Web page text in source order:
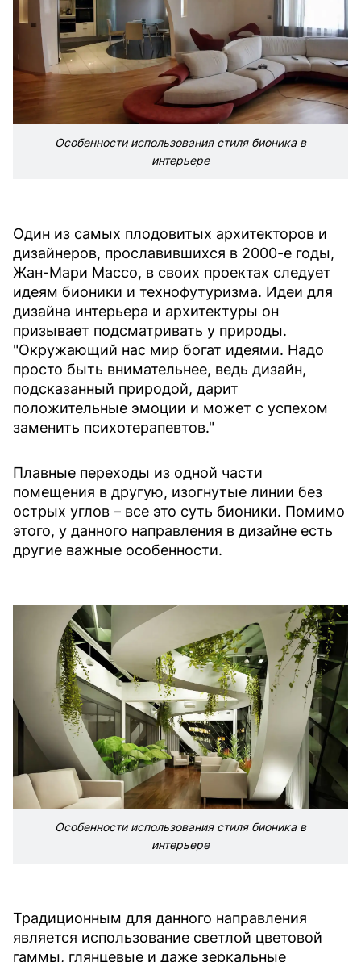
Особенности использования стиля бионика в
интерьере
Один из самых плодовитых архитекторов и
дизайнеров, прославившихся в 2000-е годы,
Жан-Мари Массо, в своих проектах следует
идеям бионики и технофутуризма. Идеи для
дизайна интерьера и архитектуры он
призывает подсматривать у природы.
"Окружающий нас мир богат идеями. Надо
просто быть внимательнее, ведь дизайн,
подсказанный природой, дарит
положительные эмоции и может с успехом
заменить психотерапевтов."
Плавные переходы из одной части
помещения в другую, изогнутые линии без
острых углов – все это суть бионики. Помимо
этого, у данного направления в дизайне есть
другие важные особенности.
Особенности использования стиля бионика в
интерьере
Традиционным для данного направления
является использование светлой цветовой
гаммы, глянцевые и даже зеркальные